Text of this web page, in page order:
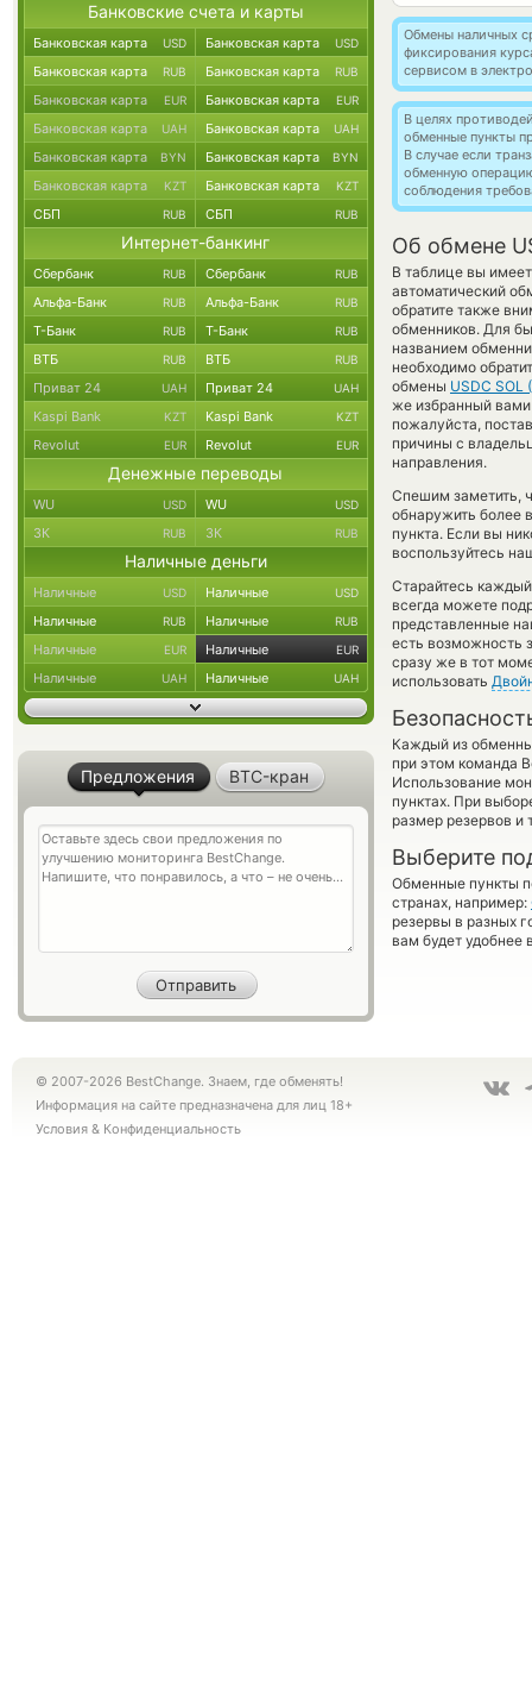
Обмены наличных
фиксирования
сервисом в
В целях
обменные пункты
В случае если
обменную
соблюдения
Об обмене
В таблице вы
автоматический
обратите также
обменников. Для
названием
необходимо
обмены USDC SOL
же избранный вами
пожалуйста,
причины с
направления.
Спешим заметить,
обнаружить более
пункта. Если вы
воспользуйтесь
Старайтесь
всегда можете
представленные
есть возможность
сразу же в тот
использовать
Каждый из
при этом команда
Использование
пунктах. При
размер резервов и
Выберите
Обменные пункты
странах, например:
резервы в разных
вам будет удобнее
Банковские счета и карты
Банковская карта USD Банковская карта USD
Банковская карта RUB Банковская карта RUB
Банковская карта EUR Банковская карта EUR
Банковская карта UAH Банковская карта UAH
Банковская карта BYN Банковская карта BYN
Банковская карта KZT Банковская карта KZT
СБП RUB СБП RUB
Интернет-банкинг
Сбербанк RUB Сбербанк RUB
Альфа-Банк RUB Альфа-Банк RUB
Т-Банк RUB Т-Банк RUB
ВТБ RUB ВТБ RUB
Приват 24 UAH Приват 24 UAH
Kaspi Bank KZT Kaspi Bank KZT
Revolut EUR Revolut EUR
Денежные переводы
WU USD WU USD
ЗК RUB ЗК RUB
Наличные деньги
Наличные USD Наличные USD
Наличные RUB Наличные RUB
Наличные EUR Наличные EUR
Наличные UAH Наличные UAH
Предложения BTC-кран
© 2007-2026 BestChange. Знаем, где обменять!
Информация на сайте предназначена для лиц 18+
Условия & Конфиденциальность